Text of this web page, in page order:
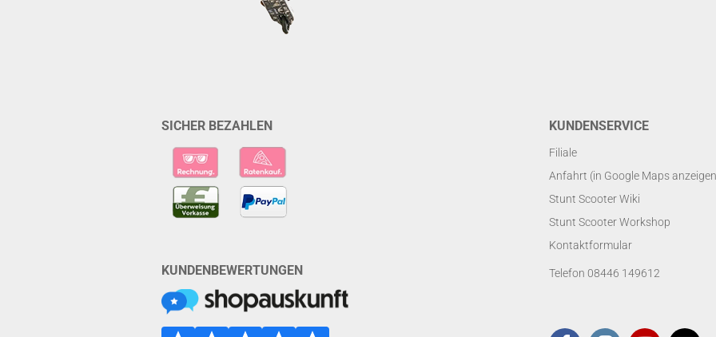
SICHER BEZAHLEN
KUNDENBEWERTUNGEN
KUNDENSERVICE
Filiale
Anfahrt (in Google Maps
Stunt Scooter Wiki
Stunt Scooter Workshop
Kontaktformular
Telefon 08446 149612